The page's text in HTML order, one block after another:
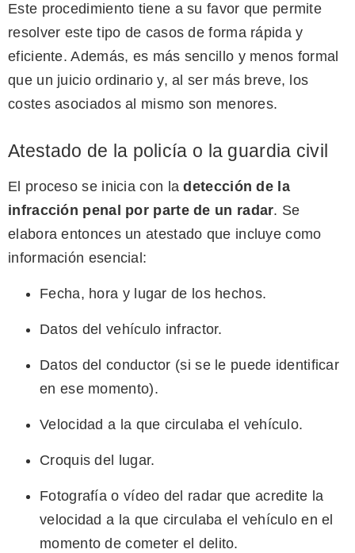
Este procedimiento tiene a su favor que permite
resolver este tipo de casos de forma rápida y
eficiente. Además, es más sencillo y menos formal
que un juicio ordinario y, al ser más breve, los
costes asociados al mismo son menores.
Atestado de la policía o la guardia civil
El proceso se inicia con la detección de la
infracción penal por parte de un radar. Se
elabora entonces un atestado que incluye como
información esencial:
Fecha, hora y lugar de los hechos.
Datos del vehículo infractor.
Datos del conductor (si se le puede identificar
en ese momento).
Velocidad a la que circulaba el vehículo.
Croquis del lugar.
Fotografía o vídeo del radar que acredite la
velocidad a la que circulaba el vehículo en el
momento de cometer el delito.